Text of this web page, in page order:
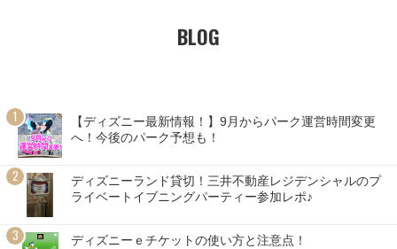
BLOG
【ディズニー最新情報！】9月からパーク運営時間変更
へ！今後のパーク予想も！
ディズニーランド貸切！三井不動産レジデンシャルのプ
ライベートイブニングパーティー参加レポ♪
ディズニーｅチケットの使い方と注意点！